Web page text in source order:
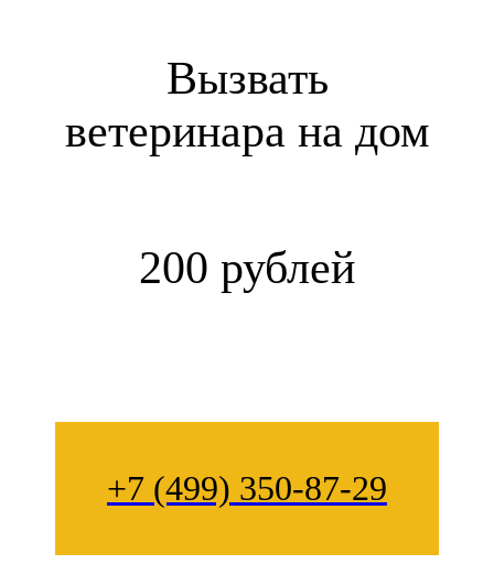
Вызвать
ветеринара на дом
200 рублей
+7 (499) 350-87-29